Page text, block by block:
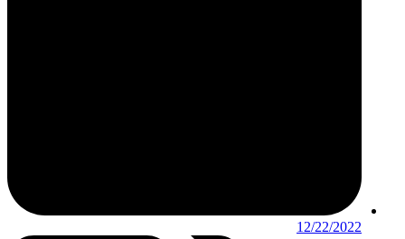
12/22/2022